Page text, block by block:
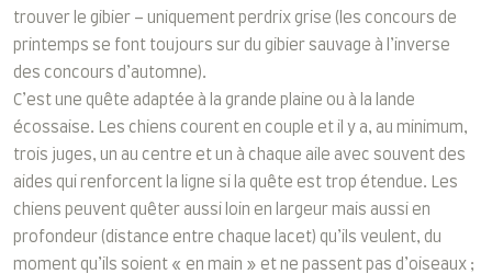
trouver le gibier – uniquement perdrix grise (les concours de
printemps se font toujours sur du gibier sauvage à l’inverse
des concours d’automne).
C’est une quête adaptée à la grande plaine ou à la lande
écossaise. Les chiens courent en couple et il y a, au minimum,
trois juges, un au centre et un à chaque aile avec souvent des
aides qui renforcent la ligne si la quête est trop étendue. Les
chiens peuvent quêter aussi loin en largeur mais aussi en
profondeur (distance entre chaque lacet) qu’ils veulent, du
moment qu’ils soient « en main » et ne passent pas d’oiseaux ;